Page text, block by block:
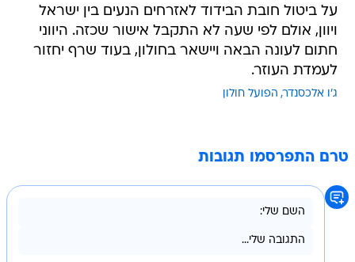
על ביטול חובת הבידוד לאזרחים הנעים בין ישראל
ויוון, אולם לפי שעה לא התקבל אישור שכזה. היווני
חתום לעונה הבאה ויישאר בחולון, בעוד שרף יחזור
לעמדת העוזר.
ג'ו אלכסנדר הפועל חולון
טרם התפרסמו תגובות